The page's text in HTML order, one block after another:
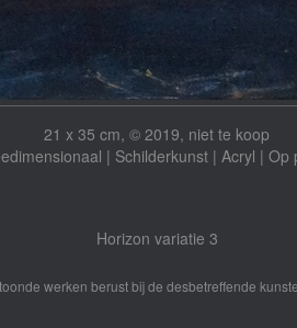
21 x 35 cm, © 2019, niet te koop
| Schilderkunst | Acryl | Op
Horizon variatie 3
werken berust bij de desbetreffende